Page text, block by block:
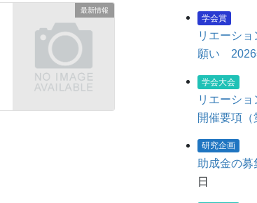
最新情報
学会賞
リエーシ
願い 2026
学会大会
リエーシ
開催要項（
研究企画
助成金の募
日